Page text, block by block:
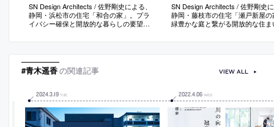
SN Design Architects / 佐野剛史による、
静岡・浜松市の住宅「和合の家」。プラ
イバシー確保と開放的な暮らしの要望
開放性をもった存在とすべく、ヴォリュ
SN Design Architects / 佐野剛史
静岡・藤枝市の住宅「瀬戸新屋の
緑豊かな庭と繋がる開放的な住ま
全て庭の一部として扱い、前後二
で実現
#青木遥香の関連記事
2024.3.19 TUE 2022.4.06 WED
VIEW ALL